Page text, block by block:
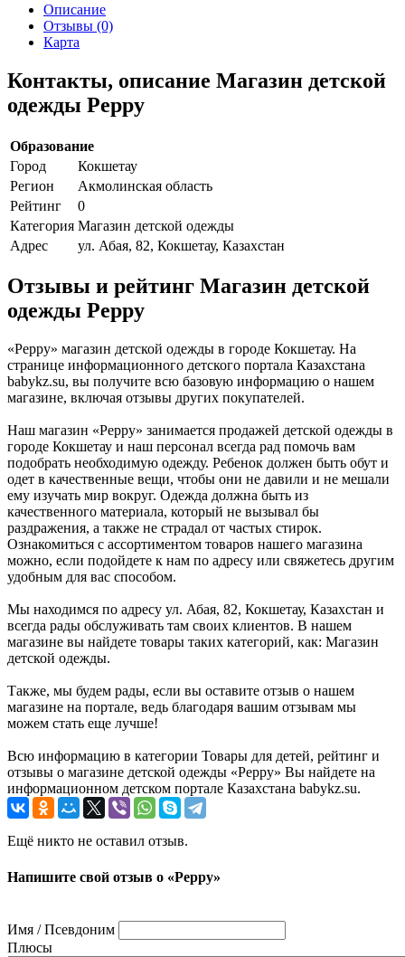
Описание
Отзывы (0)
Карта
Контакты, описание Магазин детской
одежды Peppy
Образование
Город
Кокшетау
Регион
Акмолинская область
Рейтинг
0
Категория Магазин детской одежды
Адрес
ул. Абая, 82, Кокшетау, Казахстан
Отзывы и рейтинг Магазин детской
одежды Peppy
«Peppy» магазин детской одежды в городе Кокшетау. На
странице информационного детского портала Казахстана
babykz.su, вы получите всю базовую информацию о нашем
магазине, включая отзывы других покупателей.
Наш магазин «Peppy» занимается продажей детской одежды в
городе Кокшетау и наш персонал всегда рад помочь вам
подобрать необходимую одежду. Ребенок должен быть обут и
одет в качественные вещи, чтобы они не давили и не мешали
ему изучать мир вокруг. Одежда должна быть из
качественного материала, который не вызывал бы
раздражения, а также не страдал от частых стирок.
Ознакомиться с ассортиментом товаров нашего магазина
можно, если подойдете к нам по адресу или свяжетесь другим
удобным для вас способом.
Мы находимся по адресу ул. Абая, 82, Кокшетау, Казахстан и
всегда рады обслуживать там своих клиентов. В нашем
магазине вы найдете товары таких категорий, как: Магазин
детской одежды.
Также, мы будем рады, если вы оставите отзыв о нашем
магазине на портале, ведь благодаря вашим отзывам мы
можем стать еще лучше!
Всю информацию в категории Товары для детей, рейтинг и
отзывы о магазине детской одежды «Peppy» Вы найдете на
информационном детском портале Казахстана babykz.su.
Ещё никто не оставил отзыв.
Напишите свой отзыв о «Peppy»
Имя / Псевдоним
Плюсы